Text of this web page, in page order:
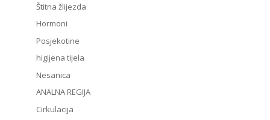
Štitna žlijezda
Hormoni
Posjekotine
higijena tijela
Nesanica
ANALNA REGIJA
Cirkulacija